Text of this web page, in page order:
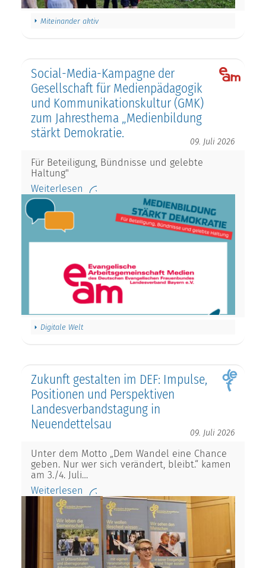
Miteinander aktiv
Social-Media-Kampagne der
Gesellschaft für Medienpädagogik
und Kommunikationskultur (GMK)
zum Jahresthema „Medienbildung
stärkt Demokratie.
09. Juli 2026
Für Beteiligung, Bündnisse und gelebte
Haltung"
Weiterlesen
Digitale Welt
Zukunft gestalten im DEF: Impulse,
Positionen und Perspektiven
Landesverbandstagung in
Neuendettelsau
09. Juli 2026
Unter dem Motto „Dem Wandel eine Chance
geben. Nur wer sich verändert, bleibt.“ kamen
am 3./4. Juli…
Weiterlesen